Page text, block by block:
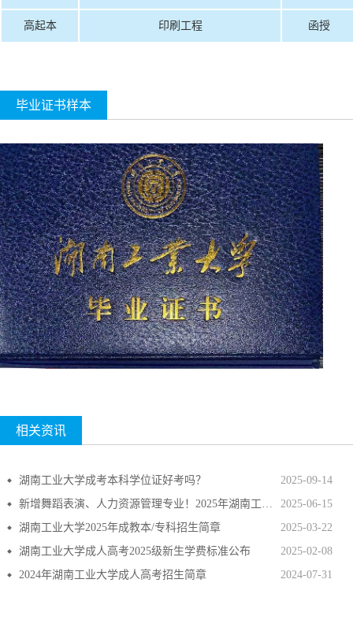
高起本 印刷工程 函授
毕业证书样本
相关资讯
2025-09-14
湖南工业大学成考本科学位证好考吗？
2025-06-15
新增舞蹈表演、人力资源管理专业！2025年湖南工业大学成考招生专业目录
2025-03-22
湖南工业大学2025年成教本/专科招生简章
2025-02-08
湖南工业大学成人高考2025级新生学费标准公布
2024-07-31
2024年湖南工业大学成人高考招生简章